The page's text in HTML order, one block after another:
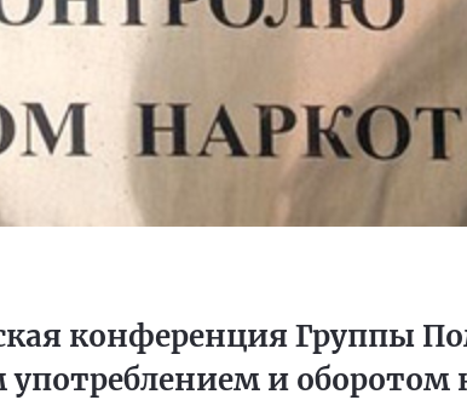
конференция Группы
и оборотом